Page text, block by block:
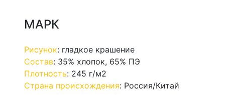
МАРК
Рисунок: гладкое крашение
Состав: 35% хлопок, 65% ПЭ
Плотность: 245 г/м2
Страна происхождения: Россия/Китай